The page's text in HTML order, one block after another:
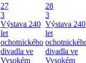
27
3
Výstava 240
let
ochotnického
divadla ve
Vysokém
28
3
Výstava 240
let
divadla ve
Vysokém